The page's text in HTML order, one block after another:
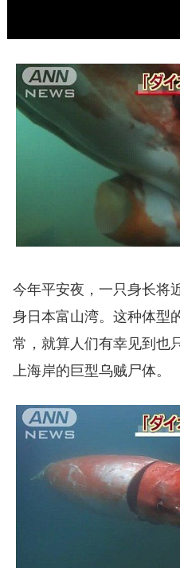
今年平安夜，一只身长将
身日本富山湾。这种体型
常，就算人们有幸见到也
上海岸的巨型乌贼尸体。